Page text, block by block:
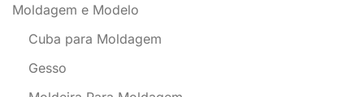
Moldagem e Modelo
Cuba para Moldagem
Gesso